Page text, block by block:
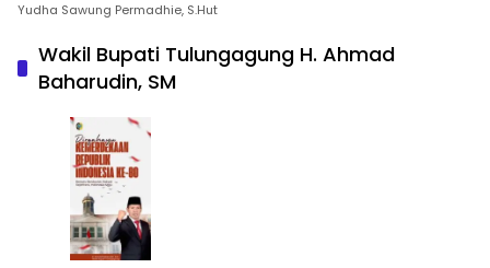
Yudha Sawung Permadhie, S.Hut
Wakil Bupati Tulungagung H. Ahmad
Baharudin, SM